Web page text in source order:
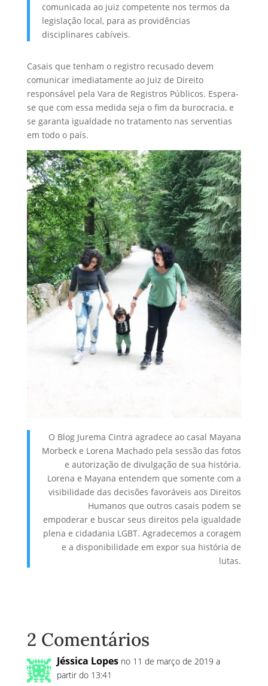
comunicada ao juiz competente nos termos da
legislação local, para as providências
disciplinares cabíveis.
Casais que tenham o registro recusado devem
comunicar imediatamente ao Juiz de Direito
responsável pela Vara de Registros Públicos. Espera-
se que com essa medida seja o fim da burocracia, e
se garanta igualdade no tratamento nas serventias
em todo o país.
O Blog Jurema Cintra agradece ao casal Mayana
Morbeck e Lorena Machado pela sessão das fotos
e autorização de divulgação de sua história.
Lorena e Mayana entendem que somente com a
visibilidade das decisões favoráveis aos Direitos
Humanos que outros casais podem se
empoderar e buscar seus direitos pela igualdade
plena e cidadania LGBT. Agradecemos a coragem
e a disponibilidade em expor sua história de
lutas.
2 Comentários
Jéssica Lopes no 11 de março de 2019 a
partir do 13:41